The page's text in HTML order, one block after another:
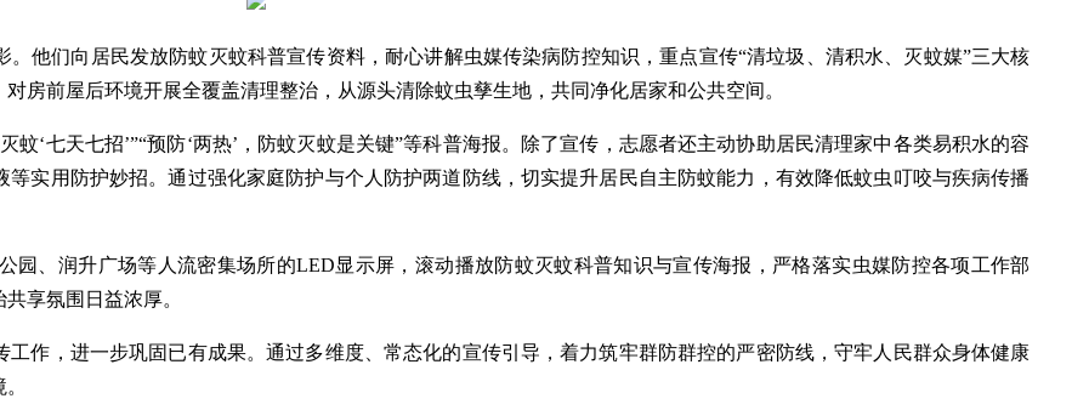
他们向居民发放防蚊灭蚊科普宣传资料，耐心讲解虫媒传染病防控知识，重点宣传“清垃圾、清积水、灭蚊媒”三大核
房前屋后环境开展全覆盖清理整治，从源头清除蚊虫孳生地，共同净化居家和公共空间。
‘七天七招’”“预防‘两热’，防蚊灭蚊是关键”等科普海报。除了宣传，志愿者还主动协助居民清理家中各类易积水的容
实用防护妙招。通过强化家庭防护与个人防护两道防线，切实提升居民自主防蚊能力，有效降低蚊虫叮咬与疾病传播
园、润升广场等人流密集场所的LED显示屏，滚动播放防蚊灭蚊科普知识与宣传海报，严格落实虫媒防控各项工作部
享氛围日益浓厚。
作，进一步巩固已有成果。通过多维度、常态化的宣传引导，着力筑牢群防群控的严密防线，守牢人民群众身体健康